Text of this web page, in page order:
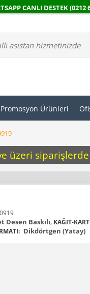
CANLI DESTEK (0212
Promosyon Ürünleri
üzeri siparişlerde
Desen Baskılı, KAĞIT-
Dikdörtgen (Yatay)